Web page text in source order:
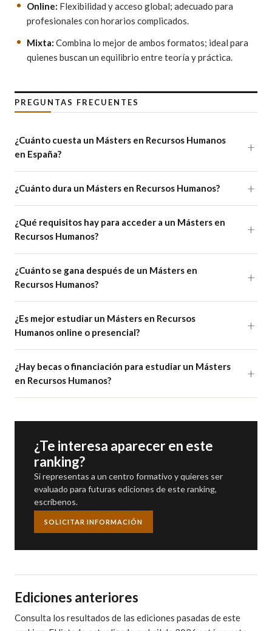
Online: Flexibilidad y acceso global; adecuado para
profesionales con horarios complicados.
Mixta: Combina lo mejor de ambos formatos; ideal para
quienes buscan un equilibrio entre teoría y práctica.
PREGUNTAS FRECUENTES
¿Cuánto cuesta un Másters en Recursos Humanos
en España?
¿Cuánto dura un Másters en Recursos Humanos?
¿Qué requisitos hay para acceder a un Másters en
Recursos Humanos?
¿Cuánto se gana después de un Másters en
Recursos Humanos?
¿Es mejor estudiar un Másters en Recursos
Humanos online o presencial?
¿Hay becas o financiación para estudiar un Másters
en Recursos Humanos?
¿Te interesa aparecer en este
ranking?
Si representas a un centro formativo y quieres ser
evaluado para futuras ediciones de este ranking,
escríbenos.
SOLICITAR INFORMACIÓN
Ediciones anteriores
Consulta los resultados de las ediciones pasadas de este